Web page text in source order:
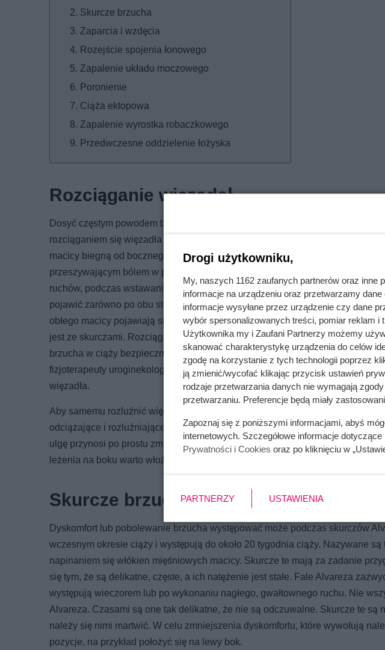
Skurcze brzucha
Zaparcia i wzdęcia
Rozejście spojenia łonowego
Zapalenie układu moczowego
Poronienie
Ciąża ektopowa
Zapalenie wyrostka robaczkowego
Przedwczesne oddzielenie łożyska
Rozciąganie więzadeł
Dosyć częstym powodem bólu brzucha, który promieniować może aż do ud
rozciąganiem się więzadła obłego macicy. Więzadło to ma za zadanie
macicy biegną od bocznego brzegu macicy do warg sromowych. Ból więzadła
przeszywającym bólem w podbrzuszu oraz w pachwinach. Może pojawić się
ruchów, podczas wstawania, kichania lub po długim chodzeniu. Występować
pojawić zarówno po obu stronach ciała, jak i tylko po jednej. Dolegliwości
obłego macicy pojawiają się zazwyczaj w II trymestrze ciąży, najczęściej w 5
jest ze skurczami. Rozciąganie się więzadeł jest normalnym zjawiskiem w
brzucha w ciąży bezpiecznie jest konsultować ze swoją położną lub
fizjoterapeuty uroginekologicznego, który pomoże zmniejszyć lub
więzadła.
Aby samemu rozluźnić więzadło i zmniejszyć ból możesz zastosować ciepły
odciążające i rozluźniające miednicę. Ćwiczenia rozluźniające miednicę są
ulgę przynosi po prostu zmiana pozycji. Jeśli wystąpi mocny ból, warto
leżenia na boku warto włożyć między nogi poduszkę. Pozycja ta pomoże
Skurcze brzucha
Dyskomfort lub pobolewanie brzucha występować może podczas skurczów
wczesnym okresie ciąży i występują do około 20 tygodnia ciąży. Nazywane
napinaniem się włókien mięśniowych macicy. Skurcze te mają za zadanie
się tym, że są delikatne, częste, a ich natężenie jest stałe. Fale Alvareza
występują wieczorem lub po wykonaniu nagłego, gwałtownego ruchu. Nie
Alvareza. Czasami są one tak delikatne, że nie są odczuwalne. Skurcze te są
należy się nimi martwić. W celu zmniejszenia dyskomfortu, które wywołują
pozycje, na przykład położyć się na lewy bok.
Drogi użytkowniku,
My, naszych 1162 zaufanych partnerów oraz
informacje na urządzeniu oraz przetwarzamy
informacje wysyłane przez urządzenie czy dane
wybór spersonalizowanych treści, pomiar reklam i
Użytkownika my i Zaufani Partnerzy możemy
skanować charakterystykę urządzenia do celów
zgodę na korzystanie z tych technologii poprzez
ją zmienić/wycofać klikając przycisk ustawień
rodzaje przetwarzania danych nie wymagają
przetwarzaniu. Preferencje będą miały
Zapoznaj się z poniższymi informacjami, abyś
internetowych. Szczegółowe informacje
Prywatności i Cookies oraz po kliknięciu w
PARTNERZY USTAWIENIA